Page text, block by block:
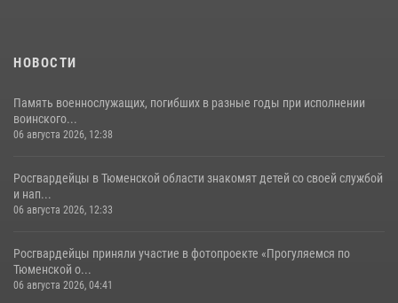
НОВОСТИ
Память военнослужащих, погибших в разные годы при исполнении
воинского...
06 августа 2026, 12:38
Росгвардейцы в Тюменской области знакомят детей со своей службой
и нап...
06 августа 2026, 12:33
Росгвардейцы приняли участие в фотопроекте «Прогуляемся по
Тюменской о...
06 августа 2026, 04:41